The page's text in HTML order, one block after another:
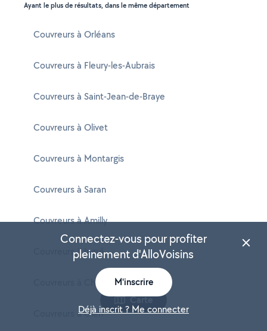
Ayant le plus de résultats, dans le même département
Couvreurs à Orléans
Couvreurs à Fleury-les-Aubrais
Couvreurs à Saint-Jean-de-Braye
Couvreurs à Olivet
Couvreurs à Montargis
Couvreurs à Saran
Couvreurs à Amilly
Couvreurs à Ingré
Couvreurs à Châlette-sur-Loing
Couvreurs à Gien
Carte
Connectez-vous pour profiter
pleinement d'AlloVoisins
M'inscrire
Déjà inscrit ? Me connecter